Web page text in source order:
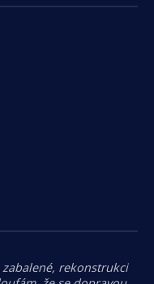
rekonstrukci